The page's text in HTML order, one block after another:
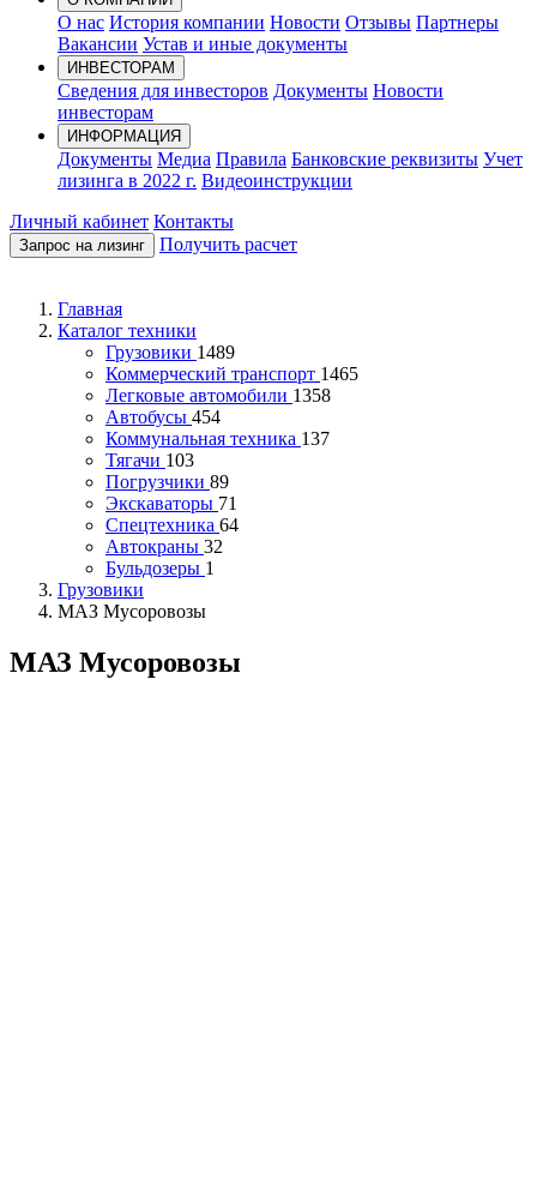
О нас История компании Новости Отзывы Партнеры
Вакансии Устав и иные документы
ИНВЕСТОРАМ
Сведения для инвесторов Документы Новости
инвесторам
ИНФОРМАЦИЯ
Документы Медиа Правила Банковские реквизиты Учет
лизинга в 2022 г. Видеоинструкции
Личный кабинет Контакты
Запрос на лизинг Получить расчет
Главная
Каталог техники
Грузовики 1489
Коммерческий транспорт 1465
Легковые автомобили 1358
Автобусы 454
Коммунальная техника 137
Тягачи 103
Погрузчики 89
Экскаваторы 71
Спецтехника 64
Автокраны 32
Бульдозеры 1
Грузовики
МАЗ Мусоровозы
МАЗ Мусоровозы